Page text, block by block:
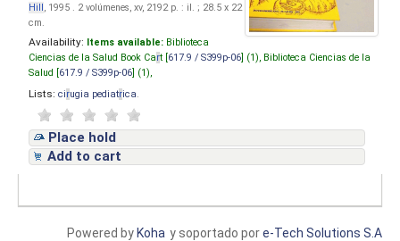
Hill, 1995 . 2 volúmenes, xv, 2192 p. : il. ; 28.5 x 22
cm.
Availability: Items available: Biblioteca
Ciencias de la Salud Book Cart [ 617.9 / S399p-06 ] (1), Biblioteca Ciencias de la
Salud [ 617.9 / S399p-06 ] (1),
Lists: cirugia pediatrica
Place hold
Add to cart
y soportado pore-Tech Solutions S.A
Powered by Koha